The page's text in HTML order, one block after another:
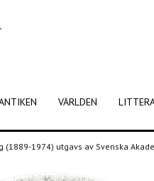
VÄRLDEN
(1889-1974) utgavs av Svenska